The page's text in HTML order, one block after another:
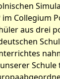
im Collegium
aus drei
Schule